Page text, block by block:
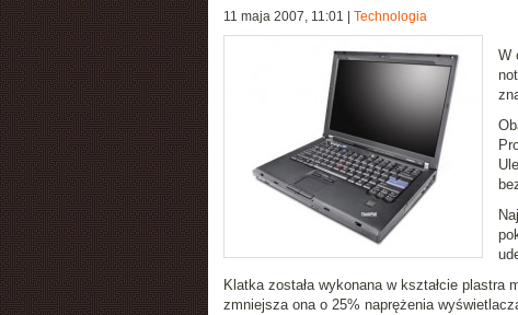
11 maja 2007, 11:01 Technologia
W
Klatka została wykonana w kształcie
zmniejsza ona o 25% naprężenia